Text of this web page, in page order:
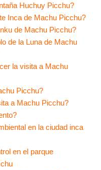
Huchuy Picchu?
Inca de Machu Picchu?
de Machu Picchu?
de la Luna de Machu
la visita a Machu
Picchu?
a Machu Picchu?
en la ciudad inca
en el parque